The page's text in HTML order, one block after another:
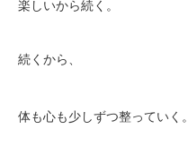
楽しいから続く。
続くから、
体も心も少しずつ整っていく。